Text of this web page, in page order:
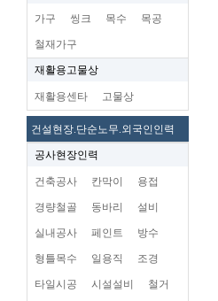
가구 씽크 목수 목공
철재가구
재활용고물상
재활용센타 고물상
건설현장.단순노무.외국인인력
공사현장인력
건축공사 칸막이 용접
경량철골 동바리 설비
실내공사 페인트 방수
형틀목수 일용직 조경
타일시공 시설설비 철거